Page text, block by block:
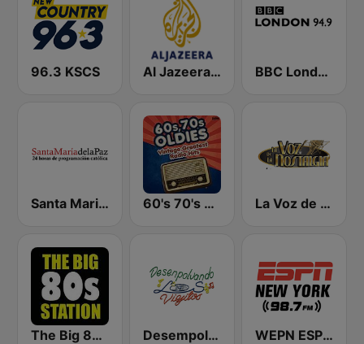
96.3 KSCS Al Jazeera Arabic (قناة الجزيرة) BBC London
Santa Maria de la Paz 1560 AM 60's 70's Oldies La Voz de la Nostalgia
The Big 80s Station Desempolvando los Viejitos WEPN ESPN New York 98.7 - US Only